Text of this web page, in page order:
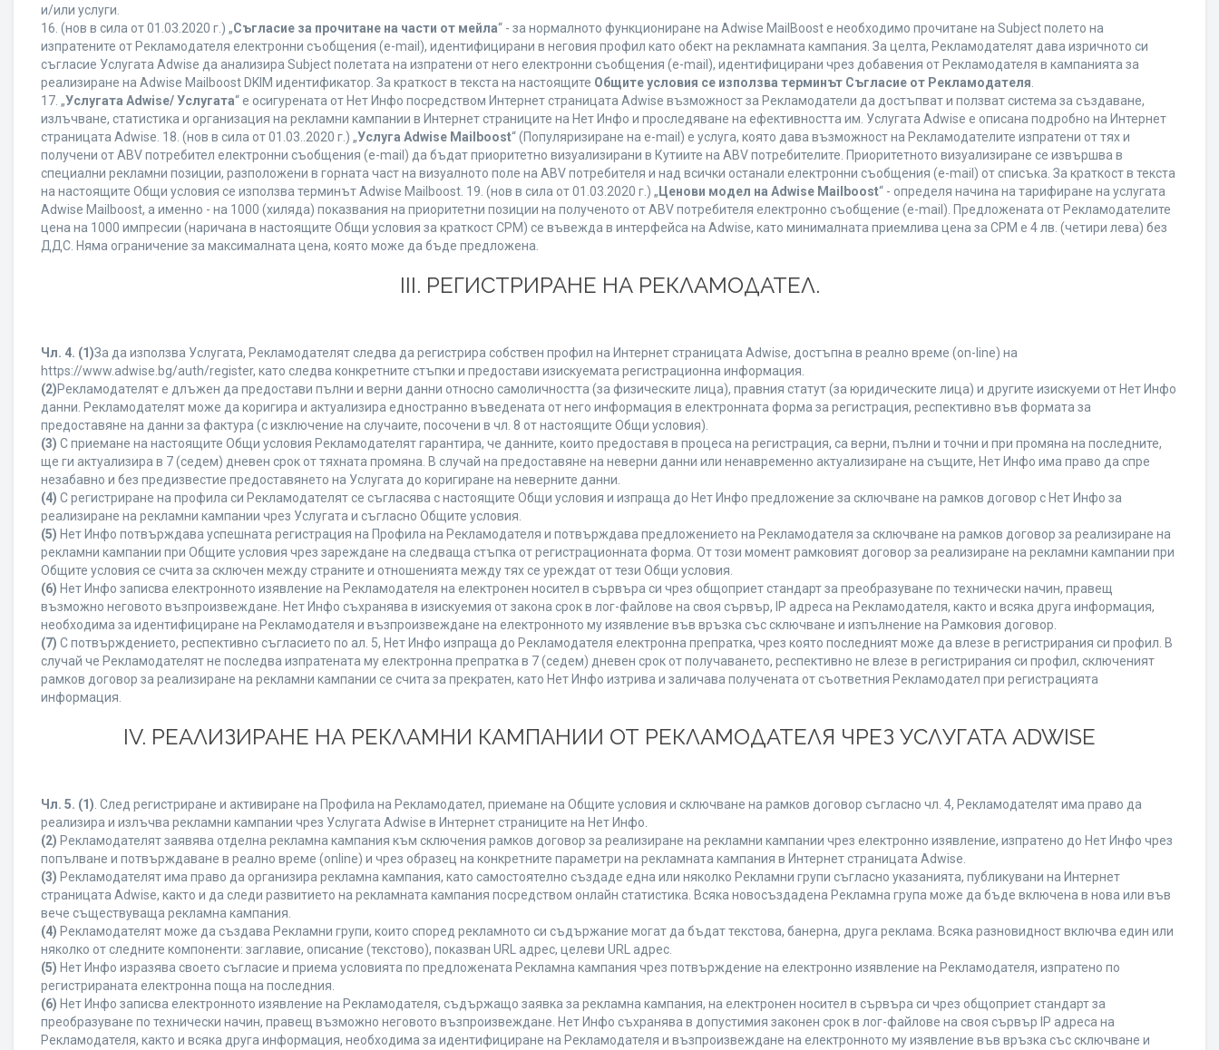
и/или услуги.
16. (нов в сила от 01.03.2020 г.) „Съгласие за прочитане на части от мейла“ - за нормалното функциониране на Adwise MailBoost е необходимо прочитане на Subject полето на
изпратените от Рекламодателя електронни съобщения (e-mail), идентифицирани в неговия профил като обект на рекламната кампания. За целта, Рекламодателят дава изричното си
съгласие Услугата Adwise да анализира Subject полетата на изпратени от него електронни съобщения (e-mail), идентифицирани чрез добавения от Рекламодателя в кампанията за
реализиране на Adwise Mailboost DKIM идентификатор. За краткост в текста на настоящите Общите условия се използва терминът Съгласие от Рекламодателя
17. „Услугата Adwise/ Услугата“ е осигурената от Нет Инфо посредством Интернет страницата Adwise възможност за Рекламодатели да достъпват и ползват система за създаване,
излъчване, статистика и организация на рекламни кампании в Интернет страниците на Нет Инфо и проследяване на ефективността им. Услугата Adwise е описана подробно на Интернет
страницата Adwise. 18. (нов в сила от 01.03..2020 г.) „Услуга Adwise Mailboost“ (Популяризиране на e-mail) е услуга, която дава възможност на Рекламодателите изпратени от тях и
получени от ABV потребител електронни съобщения (e-mail) да бъдат приоритетно визуализирани в Кутиите на ABV потребителите. Приоритетното визуализиране се извършва в
специални рекламни позиции, разположени в горната част на визуалното поле на ABV потребителя и над всички останали електронни съобщения (e-mail) от списъка. За краткост в текста
на настоящите Общи условия се използва терминът Adwise Mailboost. 19. (нов в сила от 01.03.2020 г.) „ Ценови модел на Adwise Mailboost“ - определя начина на тарифиране на услугата
Adwise Mailboost, а именно - на 1000 (хиляда) показвания на приоритетни позиции на полученото от ABV потребителя електронно съобщение (e-mail). Предложената от Рекламодателите
цена на 1000 импресии (наричана в настоящите Общи условия за краткост CPM) се въвежда в интерфейса на Adwise, като минималната приемлива цена за CPM е 4 лв. (четири лева) без
ДДС. Няма ограничение за максималната цена, която може да бъде предложена.
ІІІ. РЕГИСТРИРАНЕ НА РЕКЛАМОДАТЕЛ.
Чл. 4. (1)За да използва Услугата, Рекламодателят следва да регистрира собствен профил на Интернет страницата Adwise, достъпна в реално време (on-line) на
https://www.adwise.bg/auth/register, като следва конкретните стъпки и предостави изискуемата регистрационна информация.
(2)Рекламодателят е длъжен да предостави пълни и верни данни относно самоличността (за физическите лица), правния статут (за юридическите лица) и другите изискуеми от Нет Инфо
данни. Рекламодателят може да коригира и актуализира едностранно въведената от него информация в електронната форма за регистрация, респективно във формата за
предоставяне на данни за фактура (с изключение на случаите, посочени в чл. 8 от настоящите Общи условия).
(3) С приемане на настоящите Общи условия Рекламодателят гарантира, че данните, които предоставя в процеса на регистрация, са верни, пълни и точни и при промяна на последните,
ще ги актуализира в 7 (седем) дневен срок от тяхната промяна. В случай на предоставяне на неверни данни или ненавременно актуализиране на същите, Нет Инфо има право да спре
незабавно и без предизвестие предоставянето на Услугата до коригиране на неверните данни.
(4) С регистриране на профила си Рекламодателят се съгласява с настоящите Общи условия и изпраща до Нет Инфо предложение за сключване на рамков договор с Нет Инфо за
реализиране на рекламни кампании чрез Услугата и съгласно Общите условия.
(5) Нет Инфо потвърждава успешната регистрация на Профила на Рекламодателя и потвърждава предложението на Рекламодателя за сключване на рамков договор за реализиране на
рекламни кампании при Общите условия чрез зареждане на следваща стъпка от регистрационната форма. От този момент рамковият договор за реализиране на рекламни кампании при
Общите условия се счита за сключен между страните и отношенията между тях се уреждат от тези Общи условия.
(6) Нет Инфо записва електронното изявление на Рекламодателя на електронен носител в сървъра си чрез общоприет стандарт за преобразуване по технически начин, правещ
възможно неговото възпроизвеждане. Нет Инфо съхранява в изискуемия от закона срок в лог-файлове на своя сървър, IP адреса на Рекламодателя, както и всяка друга информация,
необходима за идентифициране на Рекламодателя и възпроизвеждане на електронното му изявление във връзка със сключване и изпълнение на Рамковия договор.
(7) С потвърждението, респективно съгласието по ал. 5, Нет Инфо изпраща до Рекламодателя електронна препратка, чрез която последният може да влезе в регистрирания си профил. В
случай че Рекламодателят не последва изпратената му електронна препратка в 7 (седем) дневен срок от получаването, респективно не влезе в регистрирания си профил, сключеният
рамков договор за реализиране на рекламни кампании се счита за прекратен, като Нет Инфо изтрива и заличава получената от съответния Рекламодател при регистрацията
информация.
IV. РЕАЛИЗИРАНЕ НА РЕКЛАМНИ КАМПАНИИ ОТ РЕКЛАМОДАТЕЛЯ ЧРЕЗ УСЛУГАТА ADWISE
Чл. 5. (1) . След регистриране и активиране на Профила на Рекламодател, приемане на Общите условия и сключване на рамков договор съгласно чл. 4, Рекламодателят има право да
реализира и излъчва рекламни кампании чрез Услугата Adwise в Интернет страниците на Нет Инфо.
(2) Рекламодателят заявява отделна рекламна кампания към сключения рамков договор за реализиране на рекламни кампании чрез електронно изявление, изпратено до Нет Инфо чрез
попълване и потвърждаване в реално време (online) и чрез образец на конкретните параметри на рекламната кампания в Интернет страницата Adwise.
(3) Рекламодателят има право да организира рекламна кампания, като самостоятелно създаде една или няколко Рекламни групи съгласно указанията, публикувани на Интернет
страницата Adwise, както и да следи развитието на рекламната кампания посредством онлайн статистика. Всяка новосъздадена Рекламна група може да бъде включена в нова или във
вече съществуваща рекламна кампания.
(4) Рекламодателят може да създава Рекламни групи, които според рекламното си съдържание могат да бъдат текстова, банерна, друга реклама. Всяка разновидност включва един или
няколко от следните компоненти: заглавие, описание (текстово), показван URL адрес, целеви URL адрес.
(5) Нет Инфо изразява своето съгласие и приема условията по предложената Рекламна кампания чрез потвърждение на електронно изявление на Рекламодателя, изпратено по
регистрираната електронна поща на последния.
(6) Нет Инфо записва електронното изявление на Рекламодателя, съдържащо заявка за рекламна кампания, на електронен носител в сървъра си чрез общоприет стандарт за
преобразуване по технически начин, правещ възможно неговото възпроизвеждане. Нет Инфо съхранява в допустимия законен срок в лог-файлове на своя сървър IP адреса на
Рекламодателя, както и всяка друга информация, необходима за идентифициране на Рекламодателя и възпроизвеждане на електронното му изявление във връзка със сключване и